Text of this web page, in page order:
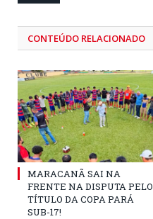
CONTEÚDO RELACIONADO
MARACANÃ SAI NA
FRENTE NA DISPUTA PELO
TÍTULO DA COPA PARÁ
SUB-17!